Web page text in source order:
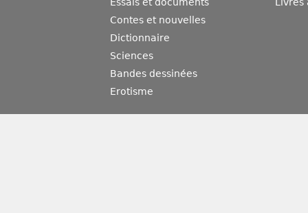
Essais et documents
Contes et nouvelles
Dictionnaire
Sciences
Bandes dessinées
Erotisme
Livres